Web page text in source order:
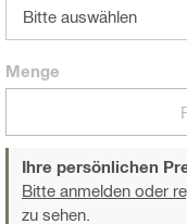
Bitte auswählen
Menge
Ihre persönlichen
Bitte anmelden oder
zu sehen.